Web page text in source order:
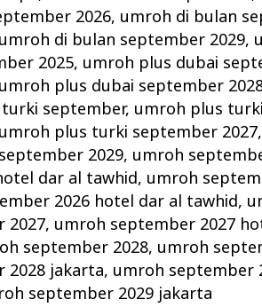
2026, umroh di bulan
umroh di bulan september 2029,
2025, umroh plus dubai
umroh plus dubai september
september, umroh plus
umroh plus turki september 2027,
2029, umroh
dar al tawhid, umroh
2026 hotel dar al tawhid,
2027, umroh september 2027
september 2028, umroh
2028 jakarta, umroh september
september 2029 jakarta